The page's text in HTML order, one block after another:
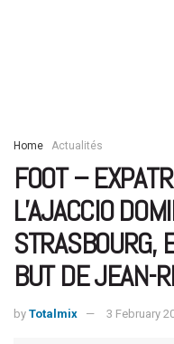
Home Actualités
FOOT –
L’AJACCIO
STRASBOURG,
BUT DE JEAN-
by Totalmix 3 February